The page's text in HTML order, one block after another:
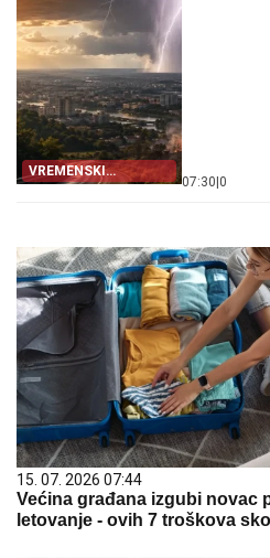
VREMENSKI
ROLERKOSTER
07:30 0
15. 07. 2026 07:44
Većina građana izgubi novac
letovanje - ovih 7 troškova